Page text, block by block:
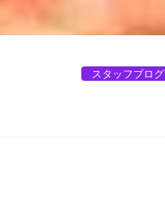
スタッフブログ